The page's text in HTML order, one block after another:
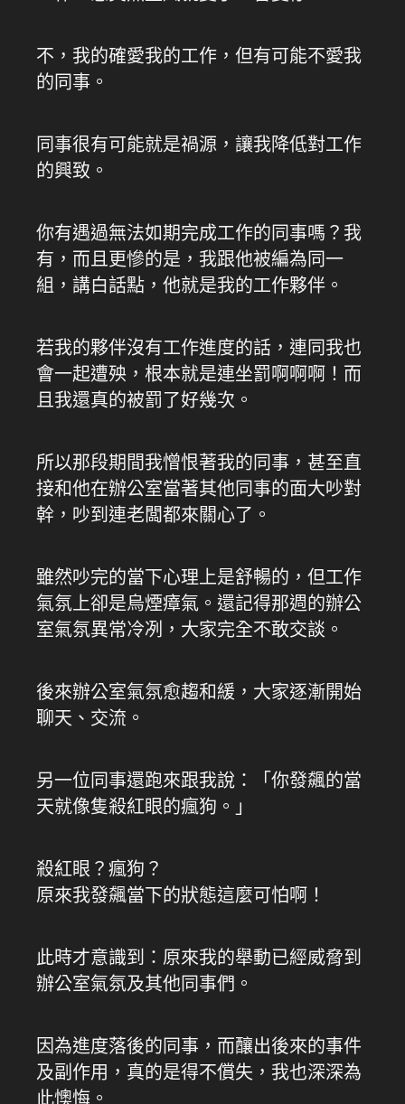
不，我的確愛我的工作，但有可能不愛我
的同事。
同事很有可能就是禍源，讓我降低對工作
的興致。
你有遇過無法如期完成工作的同事嗎？我
有，而且更慘的是，我跟他被編為同一
組，講白話點，他就是我的工作夥伴。
若我的夥伴沒有工作進度的話，連同我也
會一起遭殃，根本就是連坐罰啊啊啊！而
且我還真的被罰了好幾次。
所以那段期間我憎恨著我的同事，甚至直
接和他在辦公室當著其他同事的面大吵對
幹，吵到連老闆都來關心了。
雖然吵完的當下心理上是舒暢的，但工作
氣氛上卻是烏煙瘴氣。還記得那週的辦公
室氣氛異常冷冽，大家完全不敢交談。
後來辦公室氣氛愈趨和緩，大家逐漸開始
聊天、交流。
另一位同事還跑來跟我說：「你發飆的當
天就像隻殺紅眼的瘋狗。」
殺紅眼？瘋狗？
原來我發飆當下的狀態這麼可怕啊！
此時才意識到：原來我的舉動已經威脅到
辦公室氣氛及其他同事們。
因為進度落後的同事，而釀出後來的事件
及副作用，真的是得不償失，我也深深為
此懊悔。